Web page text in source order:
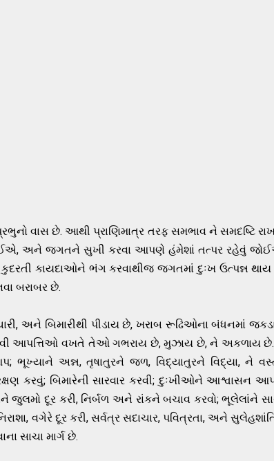
વાસ છે. આથી પ્રાણિમાત્ર તરફ સમભાવ ને સમદષ્ટિ
અને જગતને સુખી કરવા આપણે હંમેશાં તત્પર રહેવું
કાયદાઓને ભંગ કરવાથીજ જગતમાં દુઃખ ઉત્પન્ન થાય
બરાબર છે.
અને બિમારીથી પીડાય છે, ખરાબ રૂઢિઓના બંધનમાં
આપત્તિઓ વખતે તેઓ ગભરાય છે, મુઝાય છે, ને અકળાય
અન્ન, તૃષાતુરને જળ, વિદ્યાતુરને વિદ્યા, ને
કરવું; બિમારેની સારવાર કરવી; દુઃખીઓને આશ્વાસન
જુલમો દૂર કરી, નિર્બળ અને રાંકને બચાવ કરવો; ભૂલેલાંને
વગેરે દૂર કરી, સર્વત્ર સદાચાર, પવિત્રતા, અને
સાચા માર્ગ છે.